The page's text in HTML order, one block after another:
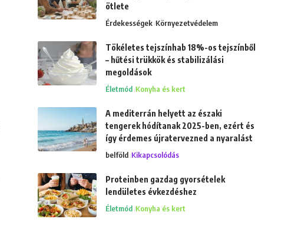
ötlete
Érdekességek Környezetvédelem
Tökéletes tejszínhab 18%-os tejszínből
– hűtési trükkök és stabilizálási
megoldások
Életmód Konyha és kert
A mediterrán helyett az északi
tengerek hódítanak 2025-ben, ezért és
így érdemes újratervezned a nyaralást
belföld Kikapcsolódás
Proteinben gazdag gyorsételek
lendületes évkezdéshez
Életmód Konyha és kert